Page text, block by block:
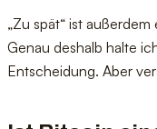
„Zu spät“ ist
Genau deshalb halte
Entscheidung. Aber